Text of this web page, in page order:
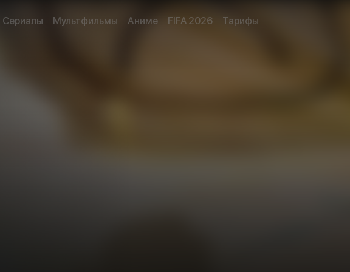
Сериалы Мультфильмы Аниме FIFA 2026 Тарифы